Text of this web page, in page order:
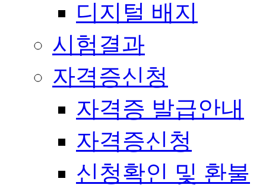
디지털 배지
시험결과
자격증신청
자격증 발급안내
자격증신청
신청확인 및 환불